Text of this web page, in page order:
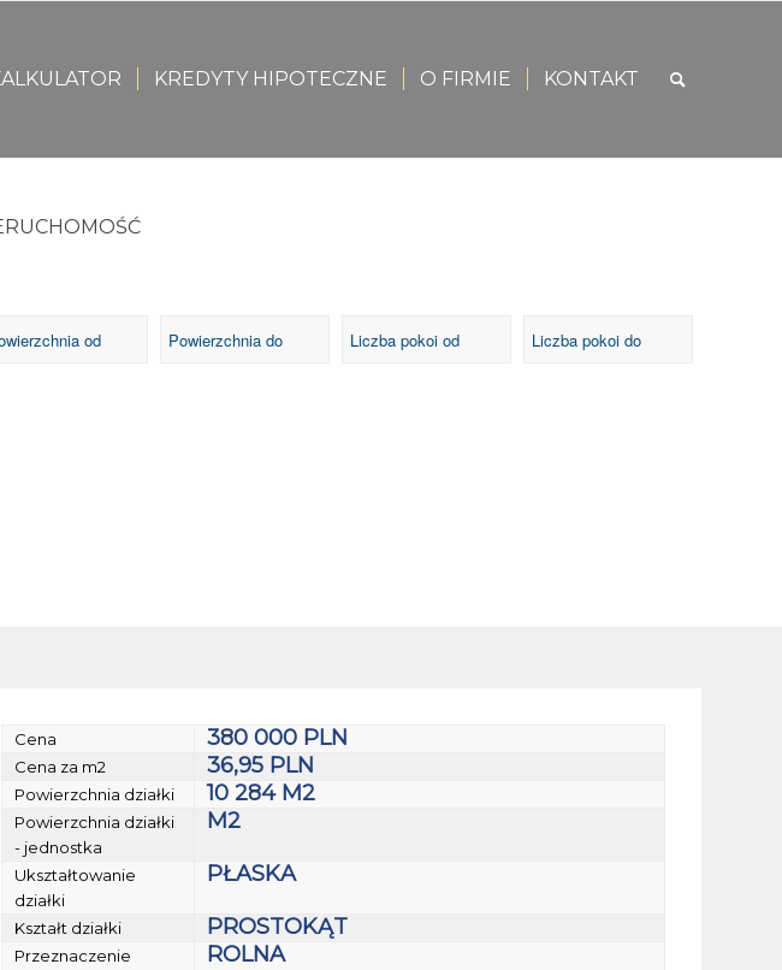
KREDYTY HIPOTECZNE O FIRMIE KONTAKT
Cena 380 000 PLN
Cena za m2 36,95 PLN
Powierzchnia działki 10 284 M2
Powierzchnia działki
- jednostka
M2
Ukształtowanie
działki
PŁASKA
Kształt działki PROSTOKĄT
Przeznaczenie
ROLNA